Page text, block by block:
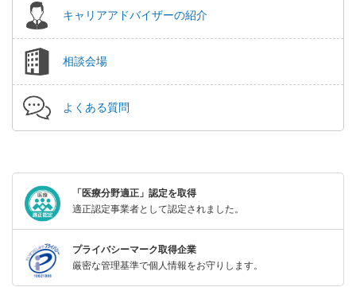
キャリアアドバイザーの紹介
相談会場
よくある質問
「医療分野適正」認定を取得
適正認定事業者として認定されました。
プライバシーマーク取得企業
厳密な管理基準で個人情報をお守りします。